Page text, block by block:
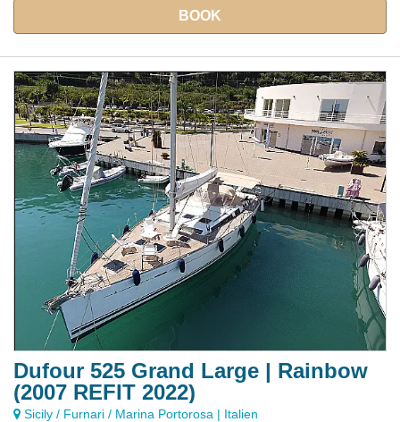
BOOK
Dufour 525 Grand Large | Rainbow
(2007 REFIT 2022)
Sicily / Furnari / Marina Portorosa | Italien